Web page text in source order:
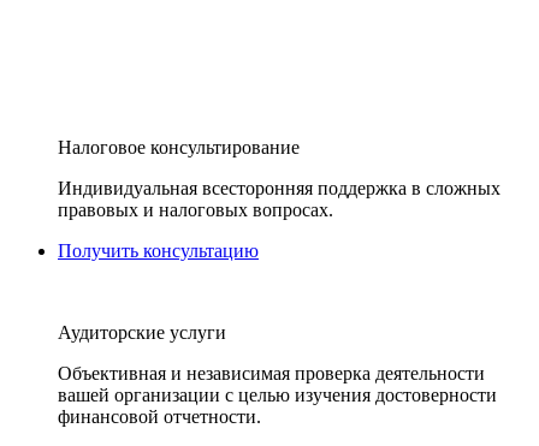
Налоговое консультирование
Индивидуальная всесторонняя поддержка в сложных
правовых и налоговых вопросах.
Получить консультацию
Аудиторские услуги
Объективная и независимая проверка деятельности
вашей организации с целью изучения достоверности
финансовой отчетности.